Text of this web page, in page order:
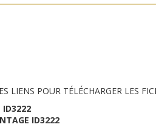
LIENS POUR TÉLÉCHARGER LES
ID3222
ID3222